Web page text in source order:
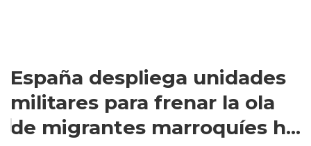
España despliega unidades
militares para frenar la ola
de migrantes marroquíes h...